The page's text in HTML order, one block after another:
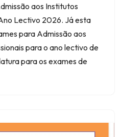
aos Institutos
Lectivo 2026. Já esta
para Admissão aos
para o ano lectivo de
para os exames de